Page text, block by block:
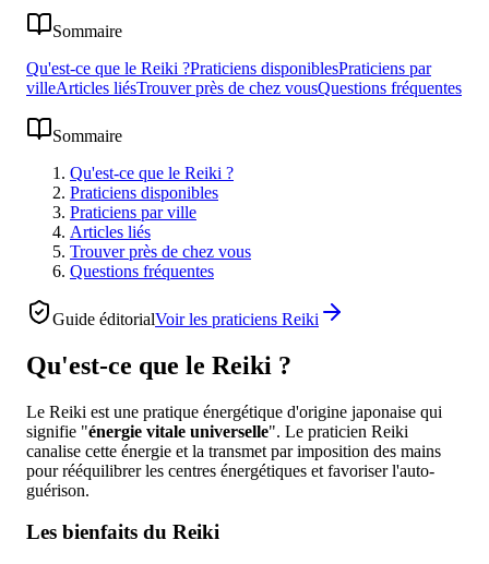
Sommaire
Qu'est-ce que le Reiki ?Praticiens disponiblesPraticiens par
villeArticles liésTrouver près de chez vousQuestions fréquentes
Sommaire
Qu'est-ce que le Reiki ?
Praticiens disponibles
Praticiens par ville
Articles liés
Trouver près de chez vous
Questions fréquentes
Guide éditorialVoir les praticiens Reiki
Qu'est-ce que le Reiki ?
Le Reiki est une pratique énergétique d'origine japonaise qui
signifie "énergie vitale universelle". Le praticien Reiki
canalise cette énergie et la transmet par imposition des mains
pour rééquilibrer les centres énergétiques et favoriser l'auto-
guérison.
Les bienfaits du Reiki